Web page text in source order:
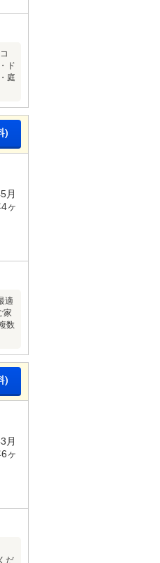
ド
庭
)
月
ヶ
適
家
数
)
月
ヶ
だ